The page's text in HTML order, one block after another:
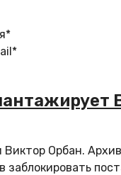
Орбан.